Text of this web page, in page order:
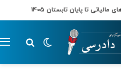
تا پایان تابستان 1405
تغییر پوسته